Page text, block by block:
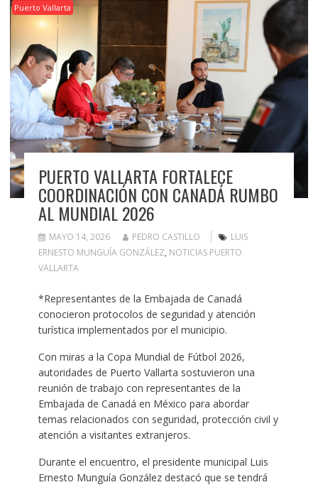
Puerto Vallarta
PUERTO VALLARTA FORTALECE
COORDINACIÓN CON CANADÁ RUMBO
AL MUNDIAL 2026
MAYO 14, 2026 PEDRO CASTILLO
LUIS
ERNESTO MUNGUÍA GONZÁLEZ, NOTICIAS PUERTO
VALLARTA
*Representantes de la Embajada de Canadá
conocieron protocolos de seguridad y atención
turística implementados por el municipio.
Con miras a la Copa Mundial de Fútbol 2026,
autoridades de Puerto Vallarta sostuvieron una
reunión de trabajo con representantes de la
Embajada de Canadá en México para abordar
temas relacionados con seguridad, protección civil y
atención a visitantes extranjeros.
Durante el encuentro, el presidente municipal Luis
Ernesto Munguía González destacó que se tendrá